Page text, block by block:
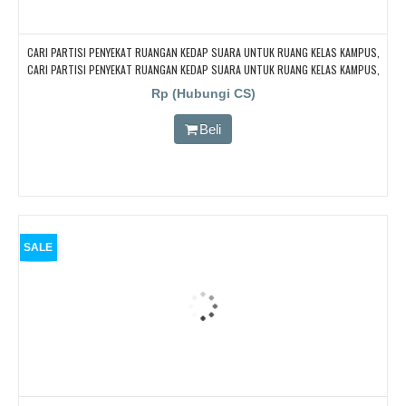
CARI PARTISI PENYEKAT RUANGAN KEDAP SUARA UNTUK RUANG KELAS KAMPUS,
CARI PARTISI PENYEKAT RUANGAN KEDAP SUARA UNTUK RUANG KELAS KAMPUS,
CARI PARTISI PENYEKAT RUANGAN KEDAP SUARA UNTUK RUANG KELAS KAMPUS,
CARI PARTISI PENYEKAT RUANGAN KEDAP SUARA UNTUK RUANG KELAS KAMPUS,
CARI PARTISI PENYEKAT RUANGAN KEDAP SUARA UNTUK RUANG KELAS KAMPUS
Rp (Hubungi CS)
Beli
SALE